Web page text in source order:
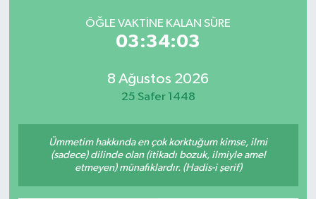
ÖĞLE VAKTINE KALAN SÜRE
03:34:03
8 Ağustos 2026
25 Safer 1448
Ümmetim hakkında en çok korktuğum kimse, ilmi
(sadece) dilinde olan (itikadı bozuk, ilmiyle amel
etmeyen) münafıklardır. (Hadis-i şerif)